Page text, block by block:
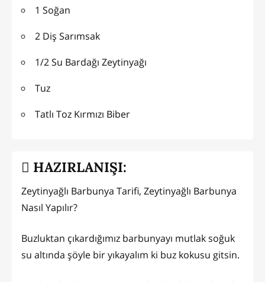
1 Soğan
2 Diş Sarımsak
1/2 Su Bardağı Zeytinyağı
Tuz
Tatlı Toz Kırmızı Biber
HAZIRLANIŞI:
Zeytinyağlı Barbunya Tarifi, Zeytinyağlı Barbunya
Nasıl Yapılır?
Buzluktan çıkardığımız barbunyayı mutlak soğuk
su altında şöyle bir yıkayalım ki buz kokusu gitsin.